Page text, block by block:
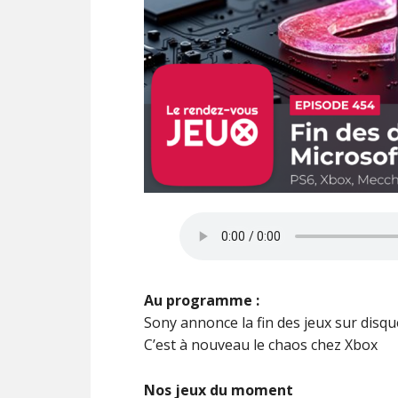
Au programme :
Sony annonce la fin des jeux sur
C’est à nouveau le chaos chez Xbox
Nos jeux du moment